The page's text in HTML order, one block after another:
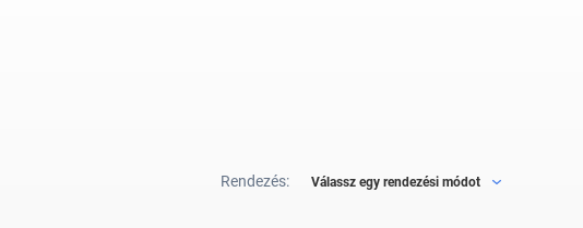
Rendezés: Válassz egy rendezési módot